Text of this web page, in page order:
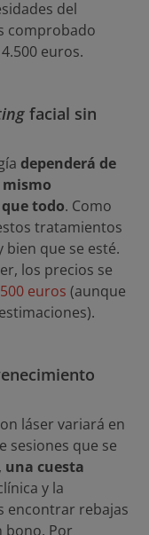
del
comprobado
euros.
facial sin
dependerá de
todo. Como
tratamientos
bien que se esté.
los precios se
euros (aunque
láser variará en
sesiones que se
una cuesta
y la
encontrar rebajas
bono. Por